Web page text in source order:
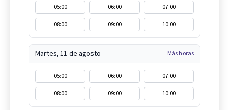
05:00 06:00
07:00
08:00
09:00 10:00
Martes, 11 de agosto Más horas
05:00 06:00
07:00
08:00
09:00 10:00